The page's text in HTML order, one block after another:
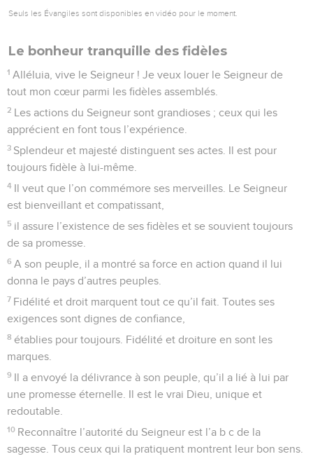
Seuls les Évangiles sont disponibles en vidéo pour le moment.
Le bonheur tranquille des fidèles
1 Alléluia, vive le Seigneur ! Je veux louer le Seigneur de
tout mon cœur parmi les fidèles assemblés.
2 Les actions du Seigneur sont grandioses ; ceux qui les
apprécient en font tous l’expérience.
3 Splendeur et majesté distinguent ses actes. Il est pour
toujours fidèle à lui-même.
4 Il veut que l’on commémore ses merveilles. Le Seigneur
est bienveillant et compatissant,
5 il assure l’existence de ses fidèles et se souvient toujours
de sa promesse.
6 A son peuple, il a montré sa force en action quand il lui
donna le pays d’autres peuples.
7 Fidélité et droit marquent tout ce qu’il fait. Toutes ses
exigences sont dignes de confiance,
8 établies pour toujours. Fidélité et droiture en sont les
marques.
9 Il a envoyé la délivrance à son peuple, qu’il a lié à lui par
une promesse éternelle. Il est le vrai Dieu, unique et
redoutable.
10 Reconnaître l’autorité du Seigneur est l’a b c de la
sagesse. Tous ceux qui la pratiquent montrent leur bon sens.